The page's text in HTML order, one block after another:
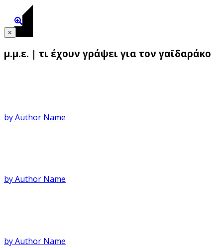
×
μ.μ.ε. | τι έχουν γράψει για τον γαϊδαράκο
by Author Name
by Author Name
by Author Name